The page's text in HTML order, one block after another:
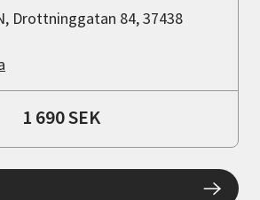
Drottninggatan 84, 37438
1 690 SEK